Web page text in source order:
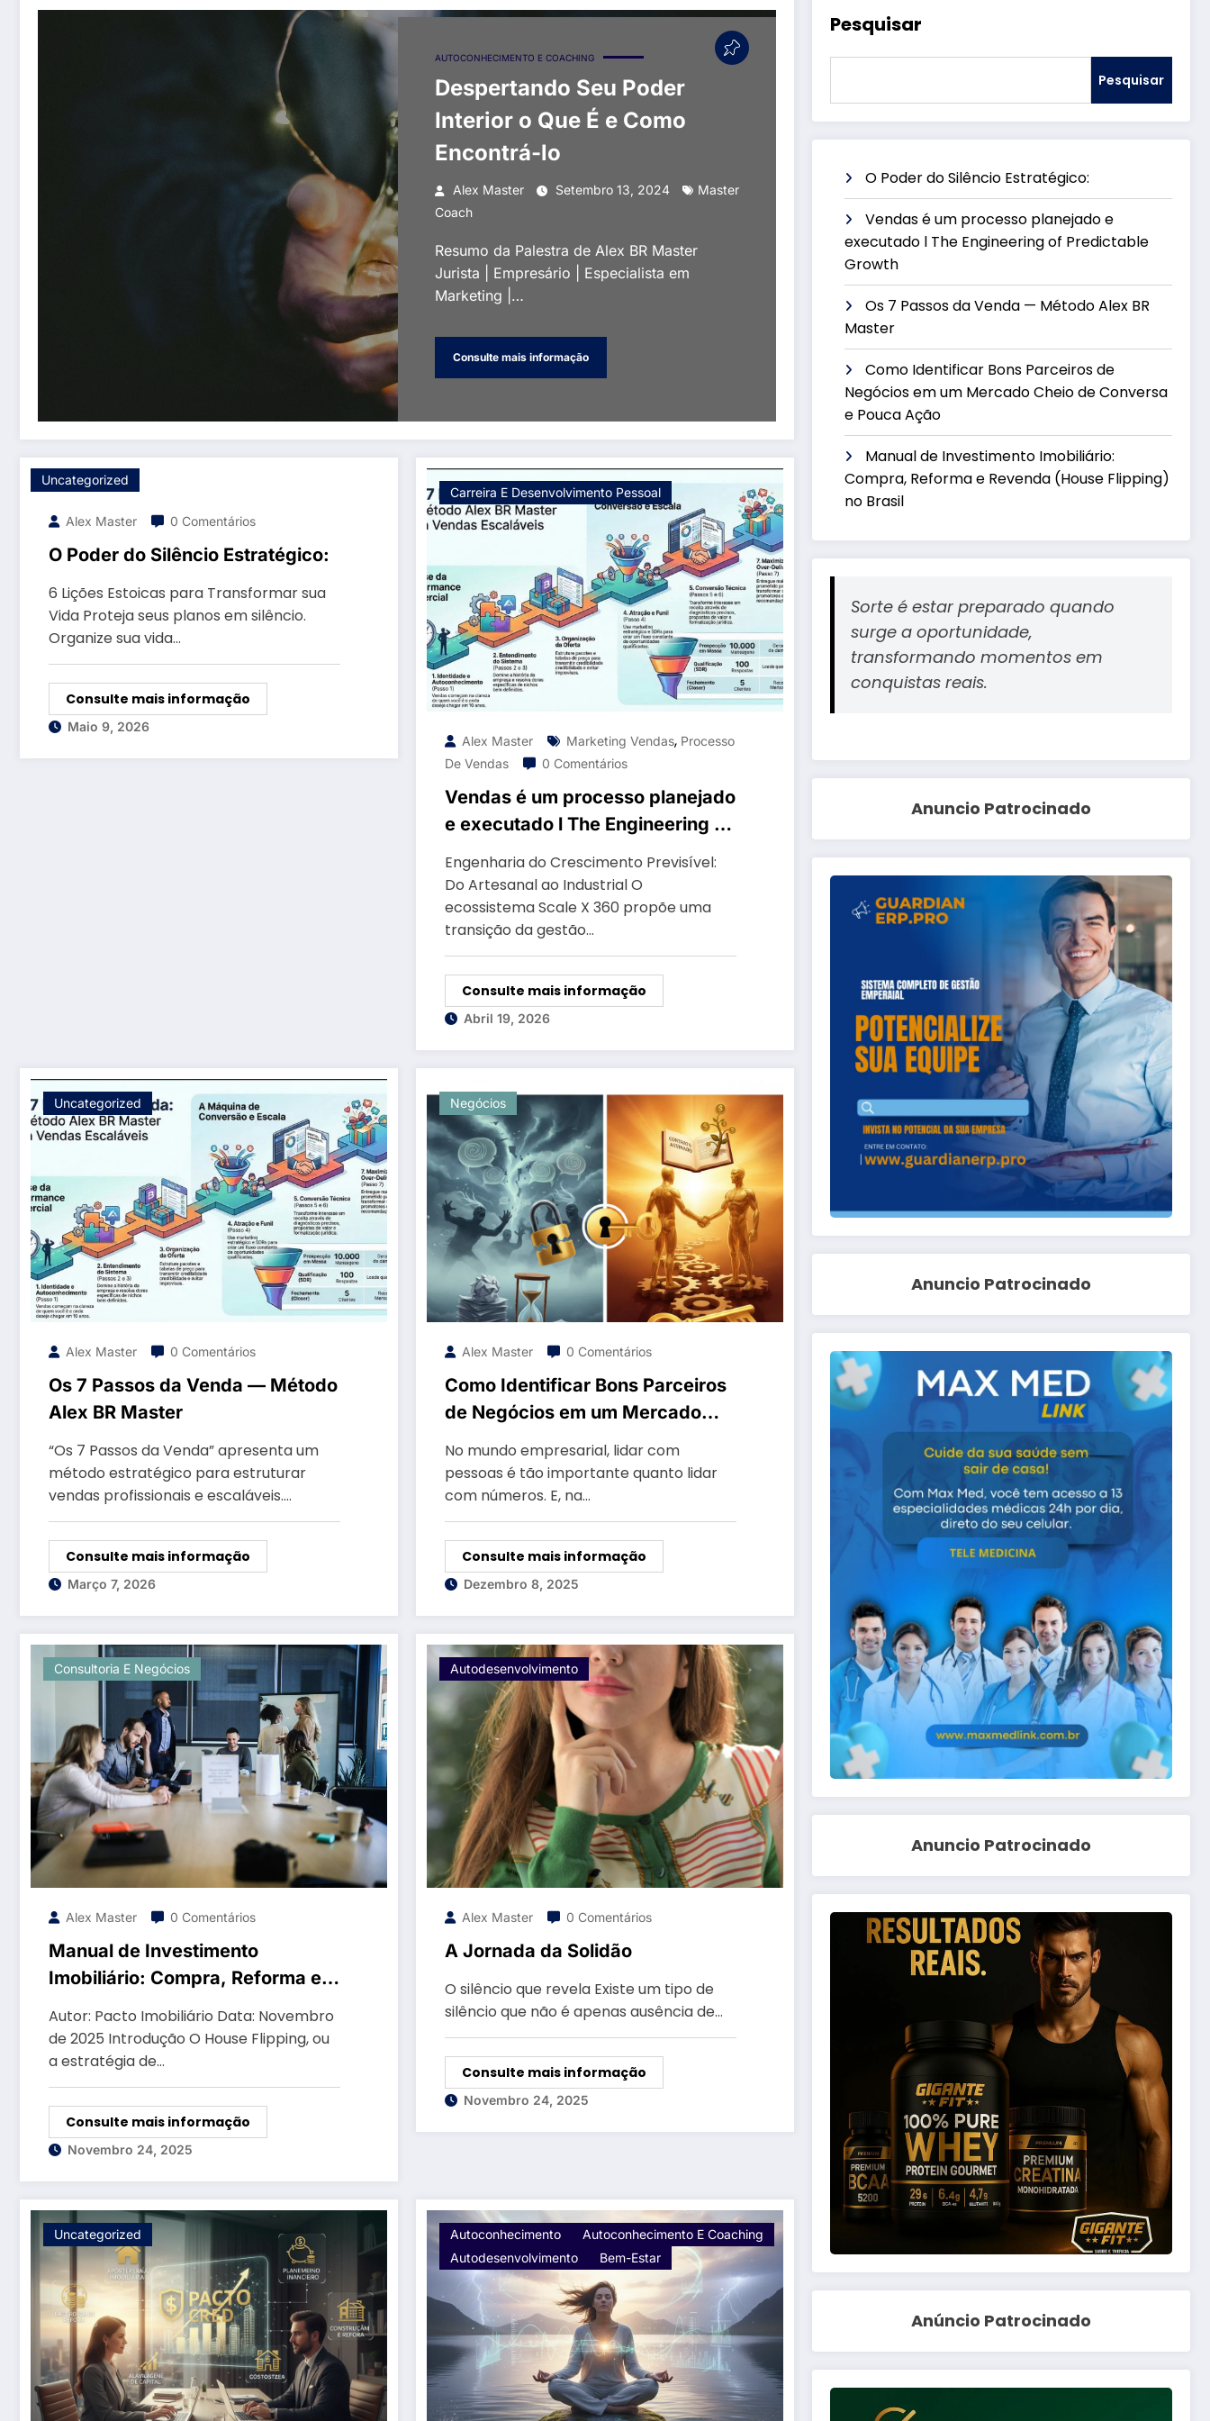
AUTOCONHECIMENTO E COACHING
Despertando Seu Poder
Interior o Que É e Como
Encontrá-lo
Alex Master Setembro 13, 2024
Master
Coach
Resumo da Palestra de Alex BR Master
Jurista | Empresário | Especialista em
Marketing |…
Consulte mais informação
Uncategorized
Alex Master 0 Comentários
O Poder do Silêncio Estratégico:
6 Lições Estoicas para Transformar sua
Vida Proteja seus planos em silêncio.
Organize sua vida…
Consulte mais informação
Maio 9, 2026
Carreira E Desenvolvimento Pessoal
Alex Master Marketing Vendas, Processo
De Vendas
0 Comentários
Vendas é um processo planejado
e executado l The Engineering of
Engenharia do Crescimento Previsível:
Do Artesanal ao Industrial O
ecossistema Scale X 360 propõe uma
transição da gestão…
Consulte mais informação
Abril 19, 2026
Uncategorized
Alex Master 0 Comentários
Os 7 Passos da Venda — Método
Alex BR Master
“Os 7 Passos da Venda” apresenta um
método estratégico para estruturar
vendas profissionais e escaláveis.…
Consulte mais informação
Março 7, 2026
Negócios
Alex Master 0 Comentários
Como Identificar Bons Parceiros
de Negócios em um Mercado
No mundo empresarial, lidar com
pessoas é tão importante quanto lidar
com números. E, na…
Consulte mais informação
Dezembro 8, 2025
Consultoria E Negócios
Alex Master 0 Comentários
Manual de Investimento
Imobiliário: Compra, Reforma e
Revenda (House Flipping) no
Brasil
Autor: Pacto Imobiliário Data: Novembro
de 2025 Introdução O House Flipping, ou
a estratégia de…
Consulte mais informação
Novembro 24, 2025
Autodesenvolvimento
Alex Master 0 Comentários
A Jornada da Solidão
O silêncio que revela Existe um tipo de
silêncio que não é apenas ausência de…
Consulte mais informação
Novembro 24, 2025
Uncategorized Autoconhecimento
Autoconhecimento E Coaching
Autodesenvolvimento
Bem-Estar
Pesquisar
Pesquisar
O Poder do Silêncio Estratégico:
Vendas é um processo planejado e
executado l The Engineering of Predictable
Growth
Os 7 Passos da Venda — Método Alex BR
Master
Como Identificar Bons Parceiros de
Negócios em um Mercado Cheio de Conversa
e Pouca Ação
Manual de Investimento Imobiliário:
Compra, Reforma e Revenda (House Flipping)
no Brasil
Sorte é estar preparado quando
surge a oportunidade,
transformando momentos em
conquistas reais.
Anuncio Patrocinado
Anuncio Patrocinado
Anuncio Patrocinado
Anúncio Patrocinado